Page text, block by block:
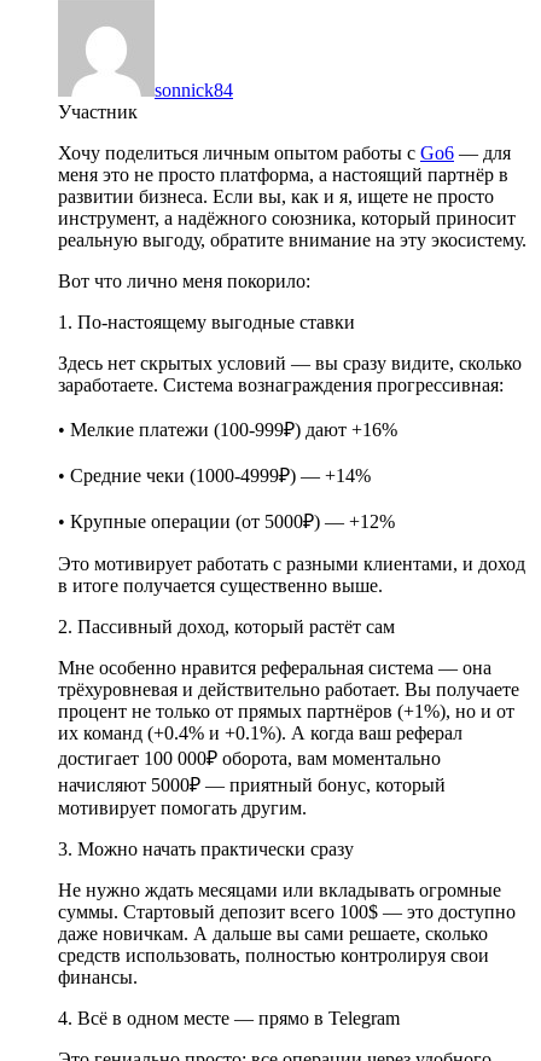
sonnick84
Участник
Хочу поделиться личным опытом работы с Go6 — для
меня это не просто платформа, а настоящий партнёр в
развитии бизнеса. Если вы, как и я, ищете не просто
инструмент, а надёжного союзника, который приносит
реальную выгоду, обратите внимание на эту экосистему.
Вот что лично меня покорило:
1. По-настоящему выгодные ставки
Здесь нет скрытых условий — вы сразу видите, сколько
заработаете. Система вознаграждения прогрессивная:
• Мелкие платежи (100-999₽) дают +16%
• Средние чеки (1000-4999₽) — +14%
• Крупные операции (от 5000₽) — +12%
Это мотивирует работать с разными клиентами, и доход
в итоге получается существенно выше.
2. Пассивный доход, который растёт сам
Мне особенно нравится реферальная система — она
трёхуровневая и действительно работает. Вы получаете
процент не только от прямых партнёров (+1%), но и от
их команд (+0.4% и +0.1%). А когда ваш реферал
достигает 100 000₽ оборота, вам моментально
начисляют 5000₽ — приятный бонус, который
мотивирует помогать другим.
3. Можно начать практически сразу
Не нужно ждать месяцами или вкладывать огромные
суммы. Стартовый депозит всего 100$ — это доступно
даже новичкам. А дальше вы сами решаете, сколько
средств использовать, полностью контролируя свои
финансы.
4. Всё в одном месте — прямо в Telegram